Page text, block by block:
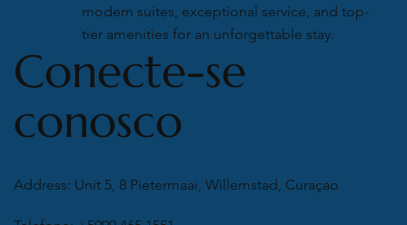
modern suites, exceptional service, and top-
tier amenities for an unforgettable stay.
Conecte-se
conosco
Address: Unit 5, 8 Pietermaai, Willemstad, Curaçao